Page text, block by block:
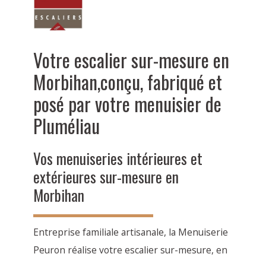
Votre escalier sur-mesure en
Morbihan,conçu, fabriqué et
posé par votre menuisier de
Pluméliau
Vos menuiseries intérieures et
extérieures sur-mesure en
Morbihan
Entreprise familiale artisanale, la Menuiserie
Peuron réalise votre escalier sur-mesure, en